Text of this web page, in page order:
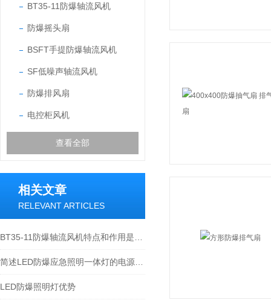
BT35-11防爆轴流风机
防爆摇头扇
BSFT手提防爆轴流风机
SF低噪声轴流风机
防爆排风扇
电控柜风机
查看全部
相关文章
RELEVANT ARTICLES
LED防爆照明灯优势